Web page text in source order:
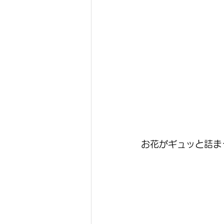
お花がギュッと詰ま